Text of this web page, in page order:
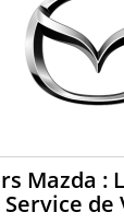
Mazda :
Service